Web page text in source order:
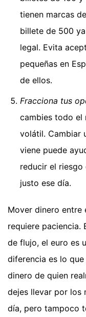
tienen marcas
billete de 500
legal. Evita
pequeñas en
de ellos.
Fracciona tus
cambies todo el
volátil. Cambiar
viene puede
reducir el
justo ese día.
Mover dinero entre
requiere paciencia.
de flujo, el euro es
diferencia es lo
dinero de quien
dejes llevar por los
día, pero tampoco